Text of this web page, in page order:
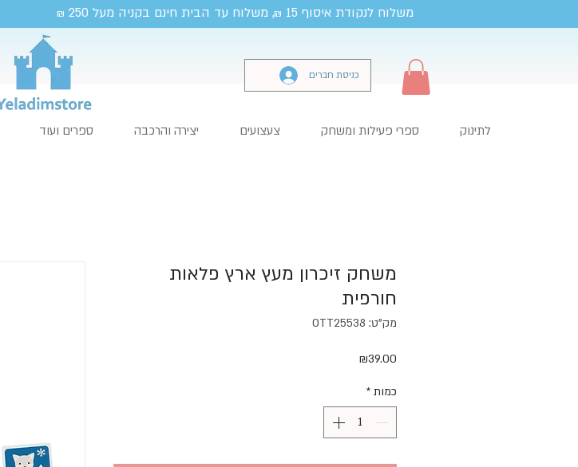
משלוח לנקודת איסוף 15 ₪, משלוח עד הבית חינם בקניה מעל 250 ₪
כניסת חברים
לתינוק ספרי פעילות ומשחק צעצועים יצירה והרכבה ספרים ועוד
משחק זיכרון מעץ ארץ פלאות
חורפית
מק"ט: OTT25538
₪39.00
כמות *